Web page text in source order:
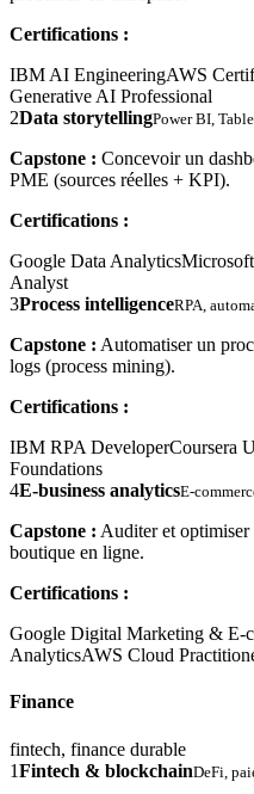
Certifications :
IBM AI EngineeringAWS
Generative AI Professional
2Data storytellingPower BI,
Capstone : Concevoir un
PME (sources réelles + KPI).
Certifications :
Google Data Analytics
Analyst
3Process intelligenceRPA,
Capstone : Automatiser un
logs (process mining).
Certifications :
IBM RPA DeveloperCoursera
Foundations
4E-business analyticsE-
Capstone : Auditer et
boutique en ligne.
Certifications :
Google Digital Marketing & E-
AnalyticsAWS Cloud
Finance
fintech, finance durable
1Fintech & blockchainDeFi,